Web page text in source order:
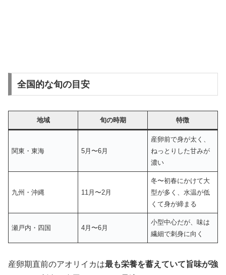
全国的な旬の目安
地域 旬の時期 特徴
関東・東海 5月〜6月
産卵前で身が太く、
ねっとりした甘みが
濃い
九州・沖縄 11月〜2月
冬〜初春にかけて大
型が多く、水温が低
くて身が締まる
瀬戸内・四国 4月〜6月
小型中心だが、味は
繊細で刺身に向く
産卵期直前のアオリイカは最も栄養を蓄えていて旨味が強